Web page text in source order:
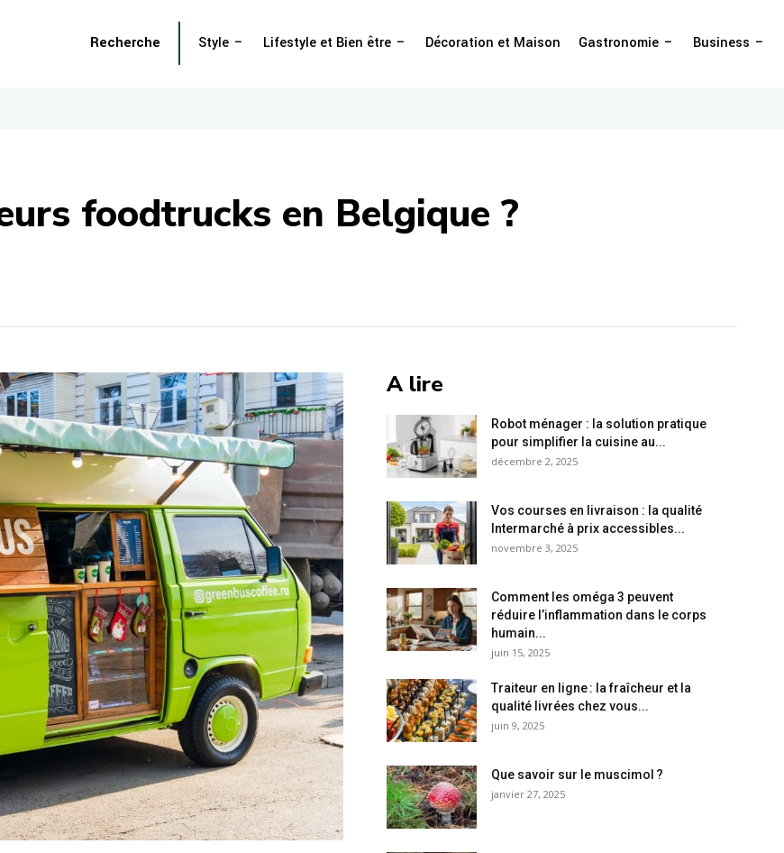
Style Lifestyle et Bien être Décoration et Maison Gastronomie Business
Recherche
foodtrucks en Belgique ?
A lire
Robot ménager : la solution pratique
pour simplifier la cuisine au...
décembre 2, 2025
Vos courses en livraison : la qualité
Intermarché à prix accessibles...
novembre 3, 2025
Comment les oméga 3 peuvent
réduire l’inflammation dans le corps
humain...
juin 15, 2025
Traiteur en ligne : la fraîcheur et la
qualité livrées chez vous...
juin 9, 2025
Que savoir sur le muscimol ?
janvier 27, 2025